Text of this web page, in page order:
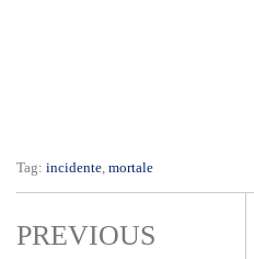
Tag: incidente mortale
PREVIOUS